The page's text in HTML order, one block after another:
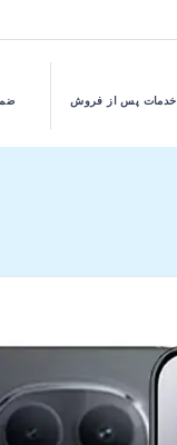
خدمات پس از فروش